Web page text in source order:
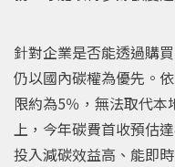
針對企業是否能透過購
仍以國內碳權為優先。
限約為5％，無法取代
上，今年碳費首收預估
投入減碳效益高、能即